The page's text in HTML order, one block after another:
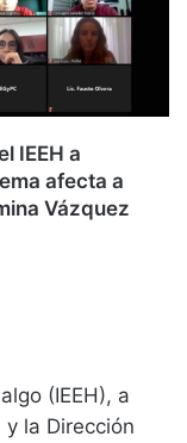
IEEH a
afecta a
Vázquez
(IEEH), a
la Dirección